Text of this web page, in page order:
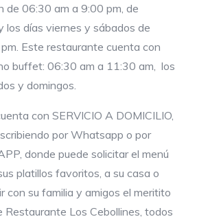
de 06:30 am a 9:00 pm, de
los días viernes y sábados de
Este restaurante cuenta con
buffet: 06:30 am a 11:30 am, los
y domingos.
con SERVICIO A DOMICILIO,
por Whatsapp o por
donde puede solicitar el menú
platillos favoritos, a su casa o
con su familia y amigos el meritito
Restaurante Los Cebollines, todos